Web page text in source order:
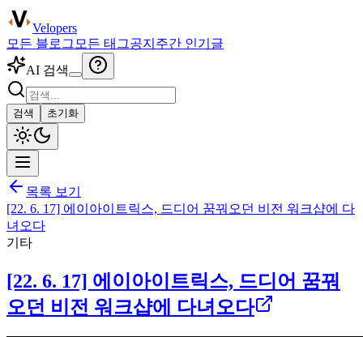
Velopers
모든 블로그 모든 태그공지 주간 인기글
AI 검색
검색 초기화
목록 보기
[22. 6. 17] 에이아이트릭스, 드디어 꿈꿔오던 비전 워크샵에 다
녀오다
기타
[22. 6. 17] 에이아이트릭스, 드디어 꿈꿔
오던 비전 워크샵에 다녀오다